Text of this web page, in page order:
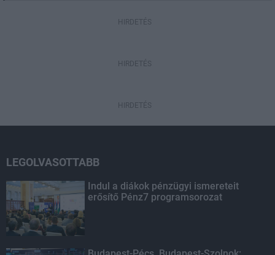
HIRDETÉS
HIRDETÉS
HIRDETÉS
LEGOLVASOTTABB
Indul a diákok pénzügyi ismereteit
erősítő Pénz7 programsorozat